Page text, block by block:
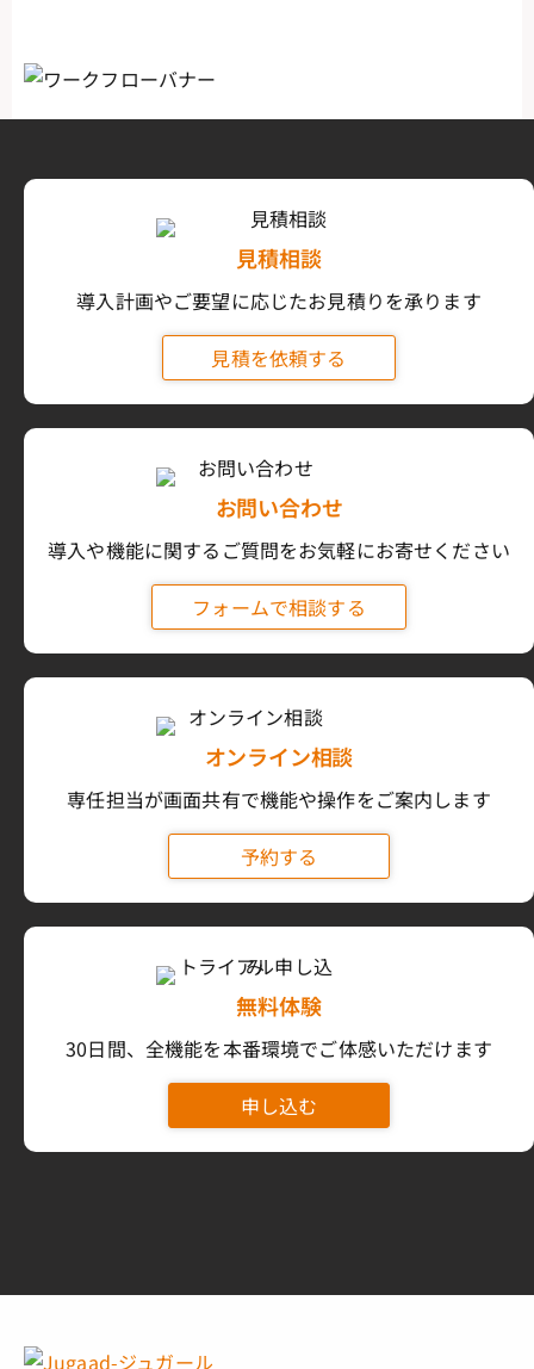
見積相談
導入計画やご要望に応じたお見積りを承ります
見積を依頼する
お問い合わせ
導入や機能に関するご質問をお気軽にお寄せください
フォームで相談する
オンライン相談
専任担当が画面共有で機能や操作をご案内します
予約する
無料体験
30日間、全機能を本番環境でご体感いただけます
申し込む